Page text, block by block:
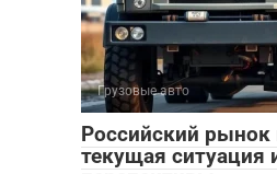
Грузовые авто
Российский рынок
текущая ситуация